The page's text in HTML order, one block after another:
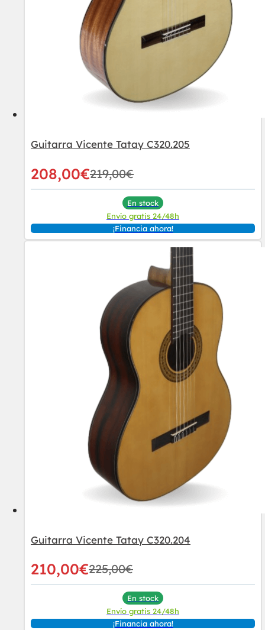
Guitarra Vicente Tatay C320.205
208,00€219,00€
En stock
Envío gratis 24/48h
¡Financia ahora!
Guitarra Vicente Tatay C320.204
210,00€225,00€
En stock
Envío gratis 24/48h
¡Financia ahora!